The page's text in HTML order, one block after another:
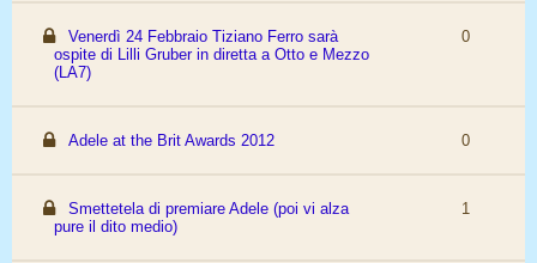
Venerdì 24 Febbraio Tiziano Ferro sarà
ospite di Lilli Gruber in diretta a Otto e Mezzo
(LA7)
0
Adele at the Brit Awards 2012 0
Smettetela di premiare Adele (poi vi alza
pure il dito medio)
1